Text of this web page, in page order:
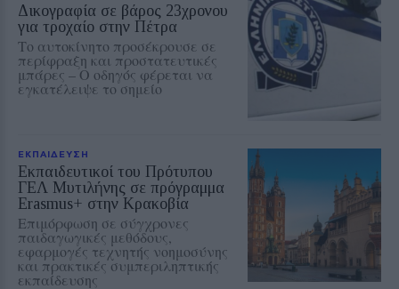
Δικογραφία σε βάρος 23χρονου
για τροχαίο στην Πέτρα
Το αυτοκίνητο προσέκρουσε σε
περίφραξη και προστατευτικές
μπάρες – Ο οδηγός φέρεται να
εγκατέλειψε το σημείο
ΕΚΠΑΙΔΕΥΣΗ
Εκπαιδευτικοί του Πρότυπου
ΓΕΛ Μυτιλήνης σε πρόγραμμα
Erasmus+ στην Κρακοβία
Επιμόρφωση σε σύγχρονες
παιδαγωγικές μεθόδους,
εφαρμογές τεχνητής νοημοσύνης
και πρακτικές συμπεριληπτικής
εκπαίδευσης